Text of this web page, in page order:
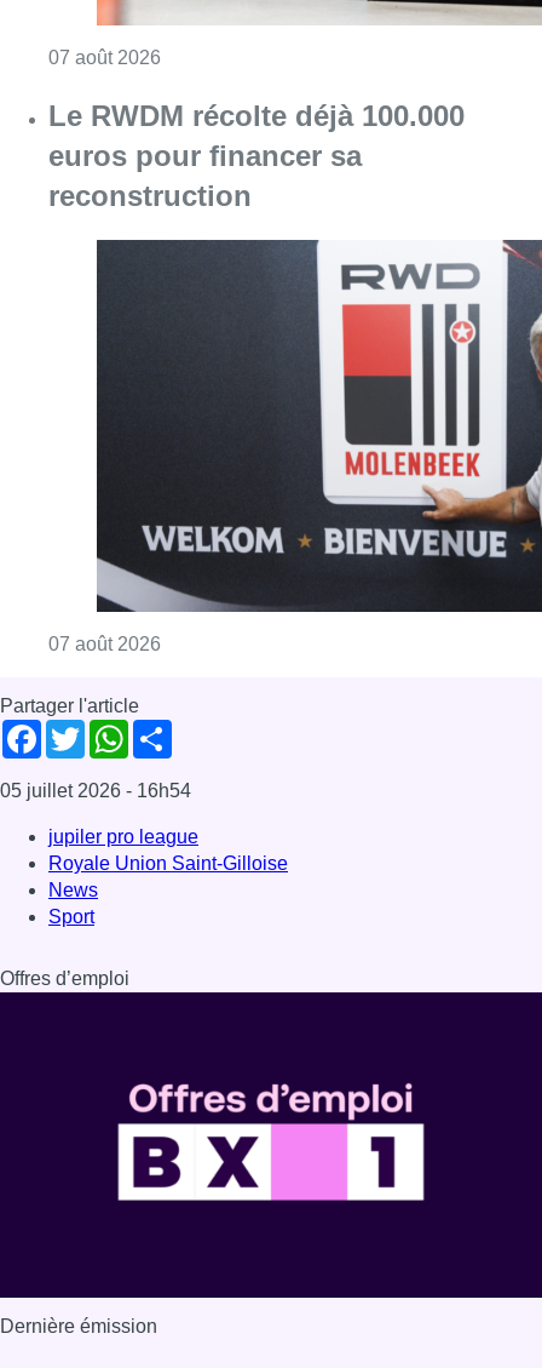
07 août 2026
Le RWDM récolte déjà 100.000
euros pour financer sa
reconstruction
07 août 2026
Partager l'article
Facebook
TwitterWhatsApp
05 juillet 2026 - 16h54
jupiler pro league
Royale Union Saint-Gilloise
News
Sport
Offres d’emploi
Dernière émission